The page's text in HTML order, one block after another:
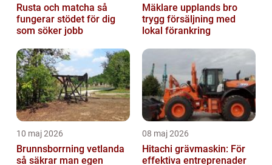
Rusta och matcha så
fungerar stödet för dig
som söker jobb
Mäklare upplands bro
trygg försäljning med
lokal förankring
10 maj 2026
Brunnsborrning vetlanda
så säkrar man egen
08 maj 2026
Hitachi grävmaskin: För
effektiva entreprenader